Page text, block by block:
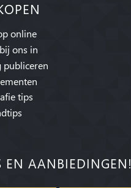
online
ons in
publiceren
tips
EN AANBIEDINGEN!